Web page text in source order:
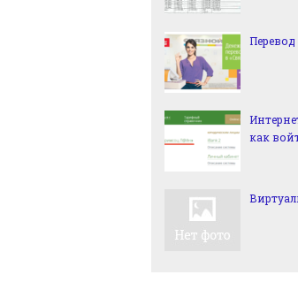
как